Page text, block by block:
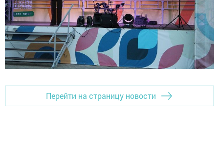
Перейти на страницу новости